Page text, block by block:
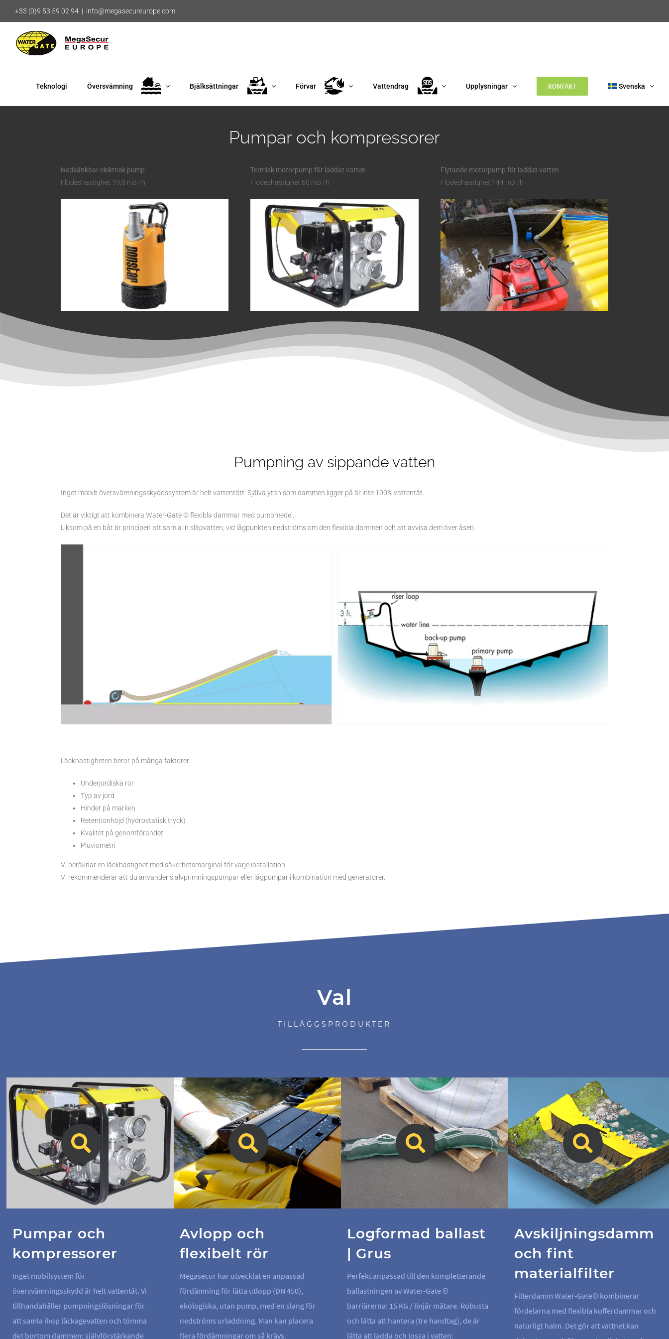
innehållet
+33 (0)9 53 59 02 94 | info@megasecureurope.com
Teknologi Översvämning Bjälksättningar Förvar Vattendrag Upplysningar KONTAKT Svenska
Pumpar och kompressorer
Nedsänkbar elektrisk pump
Flödeshastighet 19,8 m3 /h
Termisk motorpump för laddat vatten
Flödeshastighet 60 m3 /h
Flytande motorpump för laddat vatten
Flödeshastighet 144 m3 /h
Pumpning av sippande vatten
Inget mobilt översvämningsskyddssystem är helt vattentätt. Själva ytan som dammen ligger på är inte 100% vattentät.
Det är viktigt att kombinera Water-Gate © flexibla dammar med pumpmedel.
Liksom på en båt är principen att samla in släpvatten, vid lågpunkten nedströms om den flexibla dammen och att avvisa dem över åsen.
Läckhastigheten beror på många faktorer:
Underjordiska rör
Typ av jord
Hinder på marken
Retentionhöjd (hydrostatisk tryck)
Kvalitet på genomförandet
Pluviometri
Vi beräknar en läckhastighet med säkerhetsmarginal för varje installation.
Vi rekommenderar att du använder självprimningspumpar eller lågpumpar i kombination med generatorer.
Val
TILLÄGGSPRODUKTER
Pumpar och
kompressorer
Inget mobilsystem för
översvämningsskydd är helt vattentät. Vi
tillhandahåller pumpningslösningar för
att samla ihop läckagevatten och tömma
det bortom dammen: självförstärkande
Avlopp och
flexibelt rör
Megasecur har utvecklat en anpassad
fördämning för lätta utlopp (DN 450),
ekologiska, utan pump, med en slang för
nedströms urladdning. Man kan placera
flera fördämningar om så krävs.
Logformad ballast
| Grus
Perfekt anpassad till den kompletterande
ballastningen av Water-Gate ©
barriärerna: 15 KG / linjär mätare. Robusta
och lätta att hantera (tre handtag), de är
lätta att ladda och lossa i vatten:
Avskiljningsdamm
och fint
materialfilter
Filterdamm Water-Gate© kombinerar
fördelarna med flexibla kofferdammar och
naturligt halm. Det gör att vattnet kan